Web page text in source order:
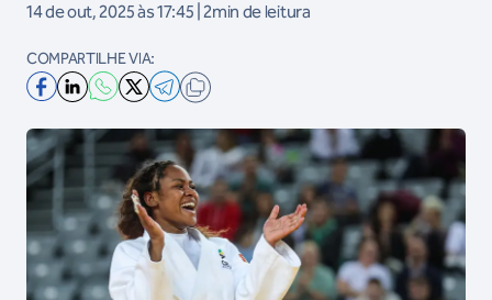
14 de out, 2025 às 17:45 | 2min de leitura
COMPARTILHE VIA: